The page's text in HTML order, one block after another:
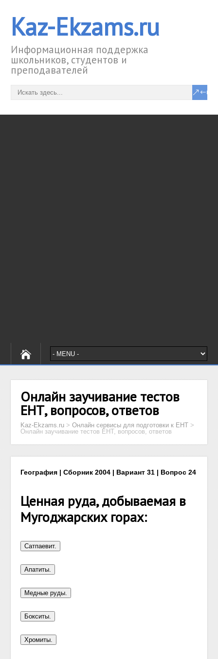
Kaz-Ekzams.ru
Информационная поддержка
школьников, студентов и
преподавателей
Онлайн заучивание тестов
ЕНТ, вопросов, ответов
Kaz-Ekzams.ru >Онлайн сервисы для подготовки к ЕНТ >
Онлайн заучивание тестов ЕНТ, вопросов, ответов
География | Сборник 2004 | Вариант 31 | Вопрос 24
Ценная руда, добываемая в
Мугоджарских горах: